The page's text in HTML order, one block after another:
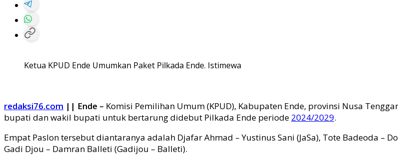
Ketua KPUD Ende Umumkan Paket Pilkada Ende. Istimewa
redaksi76.com || Ende – Komisi Pemilihan Umum (KPUD), Kabupaten Ende, provinsi Nusa
bupati dan wakil bupati untuk bertarung didebut Pilkada Ende periode 2024/2029.
Empat Paslon tersebut diantaranya adalah Djafar Ahmad – Yustinus Sani (JaSa), Tote Badeoda –
Gadi Djou – Damran Balleti (Gadijou – Balleti).